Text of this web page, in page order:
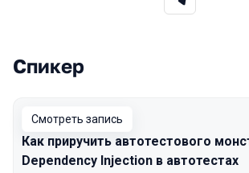
Выступления в сезоне
Спикер
Смотреть запись
Как приручить автотестового
Dependency Injection в автотестах